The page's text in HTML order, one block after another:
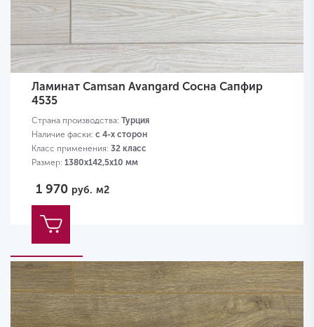
Ламинат Camsan Avangard Сосна Сапфир
4535
Страна производства: Турция
Наличие фаски: с 4-х сторон
Класс применения: 32 класс
Размер: 1380х142,5х10 мм
1 970 руб. м2